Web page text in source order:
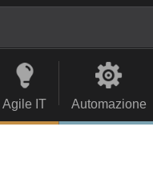
Agile IT Automazione